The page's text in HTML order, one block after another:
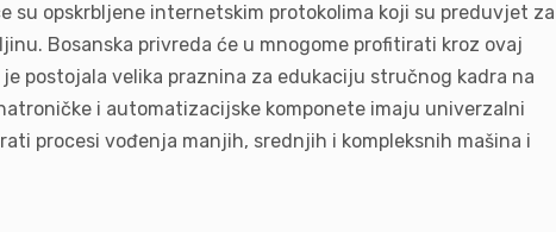
su opskrbljene internetskim protokolima koji su preduvjet za
Bosanska privreda će u mnogome profitirati kroz ovaj
postojala velika praznina za edukaciju stručnog kadra na
i automatizacijske komponete imaju univerzalni
procesi vođenja manjih, srednjih i kompleksnih mašina i